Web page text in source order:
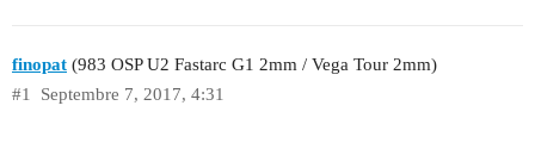
finopat (983 OSP U2 Fastarc G1 2mm / Vega Tour 2mm)
Septembre 7, 2017, 4:31
#1